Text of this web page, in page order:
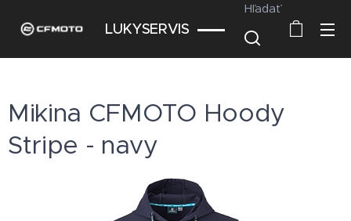
LUKYSERVIS
Hľadať
Mikina CFMOTO Hoody
Stripe - navy